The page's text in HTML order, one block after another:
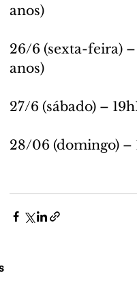
anos)
26/6 (sexta-feira) –
anos)
27/6 (sábado) –
28/06 (domingo) –